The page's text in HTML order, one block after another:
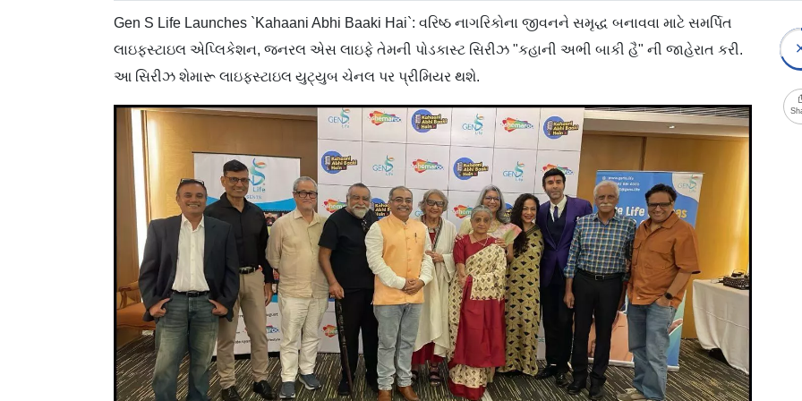
Gen S Life Launches `Kahaani Abhi Baaki Hai`: વરિષ્ઠ નાગરિકોના જીવનને સમૃદ્ધ બનાવવા માટે સમર્પિત
લાઇફસ્ટાઇલ એપ્લિકેશન, જનરલ એસ લાઇફે તેમની પોડકાસ્ટ સિરીઝ "કહાની અભી બાકી હૈ" ની જાહેરાત કરી.
આ સિરીઝ શેમારૂ લાઇફસ્ટાઇલ યુટ્યુબ ચેનલ પર પ્રીમિયર થશે.